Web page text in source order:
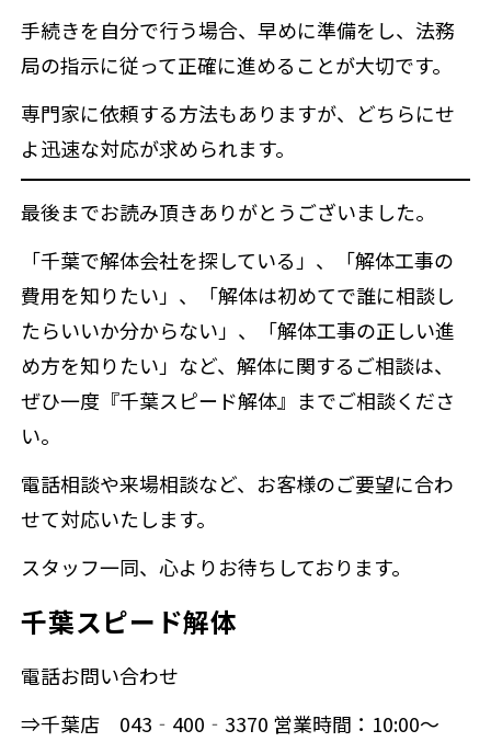
手続きを自分で行う場合、早めに準備をし、法務
局の指示に従って正確に進めることが大切です。
専門家に依頼する方法もありますが、どちらにせ
よ迅速な対応が求められます。
最後までお読み頂きありがとうございました。
「千葉で解体会社を探している」、「解体工事の
費用を知りたい」、「解体は初めてで誰に相談し
たらいいか分からない」、「解体工事の正しい進
め方を知りたい」など、解体に関するご相談は、
ぜひ一度『千葉スピード解体』までご相談くださ
い。
電話相談や来場相談など、お客様のご要望に合わ
せて対応いたします。
スタッフ一同、心よりお待ちしております。
千葉スピード解体
電話お問い合わせ
⇒千葉店 043‐400‐3370 営業時間：10:00～